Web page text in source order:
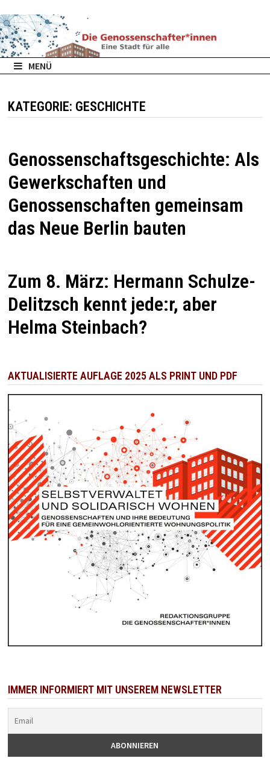
zum
Inhalt
MENÜ
KATEGORIE: GESCHICHTE
Genossenschaftsgeschichte: Als
Gewerkschaften und
Genossenschaften gemeinsam
das Neue Berlin bauten
Zum 8. März: Hermann Schulze-
Delitzsch kennt jede:r, aber
Helma Steinbach?
AKTUALISIERTE AUFLAGE 2025 ALS PRINT UND PDF
IMMER INFORMIERT MIT UNSEREM NEWSLETTER